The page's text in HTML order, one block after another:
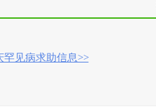
见病求助信息>>